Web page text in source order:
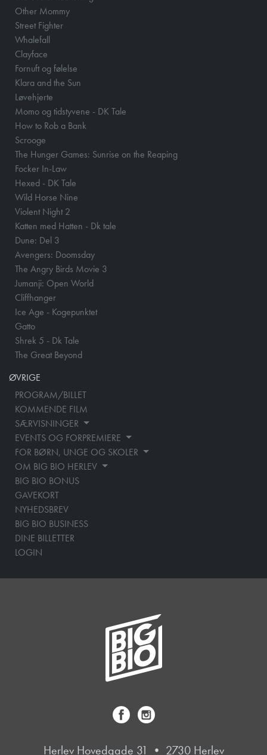
Other Mommy
Street Fighter
Whalefall
Clayface
Fornuft og følelse
Klara and the Sun
Løvehjerte
Momo og tidstyvene - DK Tale
How to Rob a Bank
Scrooge
The Hunger Games: Sunrise on the Reaping
Focker In-Law
Hexed - DK Tale
Wild Horse Nine
Violent Night 2
Katten med Hatten - Dk tale
Dune: Del 3
Avengers: Doomsday
The Angry Birds Movie 3
Jumanji: Open World
Cliffhanger
Ice Age - Kogepunktet
Gatto
Shrek 5 - Dk Tale
The Great Beyond
ØVRIGE
PROGRAM/BILLET
KOMMENDE FILM
SÆRVISNINGER
EVENTS OG FORPREMIERE
FOR BØRN, UNGE OG SKOLER
OM BIG BIO HERLEV
BIG BIO BONUS
GAVEKORT
NYHEDSBREV
BIG BIO BUSINESS
DINE BILLETTER
LOGIN
Herlev Hovedgade 31 • 2730 Herlev